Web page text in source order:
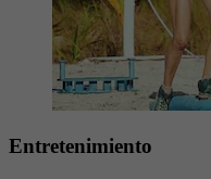
Entretenimiento